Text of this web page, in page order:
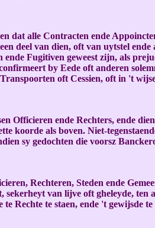
dat alle Contracten ende
deel van dien, oft van uytstel
Fugitiven geweest zijn, als
by Eede oft anderen
oft Cessien, oft in 't
Officieren ende Rechters, ende
koorde als boven. Niet-
sy gedochten die voorsz
Rechteren, Steden ende
van lijve oft gheleyde,
te Rechte te staen, ende 't